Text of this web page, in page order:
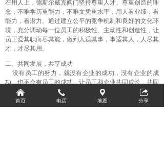
낀
首页
끅
电话
끇
地图
뀅
分享
在用人上，德斯尔威克阀门坚持尊重人才、尊重创造的理
念，不唯学历重能力，不唯文凭重水平，用人看业绩，看
能力，看潜力。通过建立公平的竞争机制和良好的文化环
境，充分调动每一位员工的积极性、主动性和创造性，让
员工爱其职而尽其能，做到人适其事，事适其人，人尽其
才，才尽其用。
二、共同发展，共享成功
没有员工的努力，就没有企业的成功，没有企业的成
功，也不会有员工的成功。让员工和企业共同成长，共同
发展，是德斯尔威克阀门一贯坚持的人才发展观。德斯尔
威克阀门鼓励员工将自身发展与公司长期规划相结合，为
员工提供多种成长途径和发展模式。作为员工发展、提